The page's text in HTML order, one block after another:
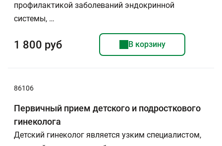
профилактикой заболеваний эндокринной
системы, …
1 800 руб В корзину
86106
Первичный прием детского и подросткового
гинеколога
Детский гинеколог является узким специалистом,